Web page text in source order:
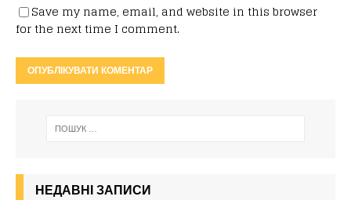
Save my name, email, and website in this browser
for the next time I comment.
НЕДАВНІ ЗАПИСИ